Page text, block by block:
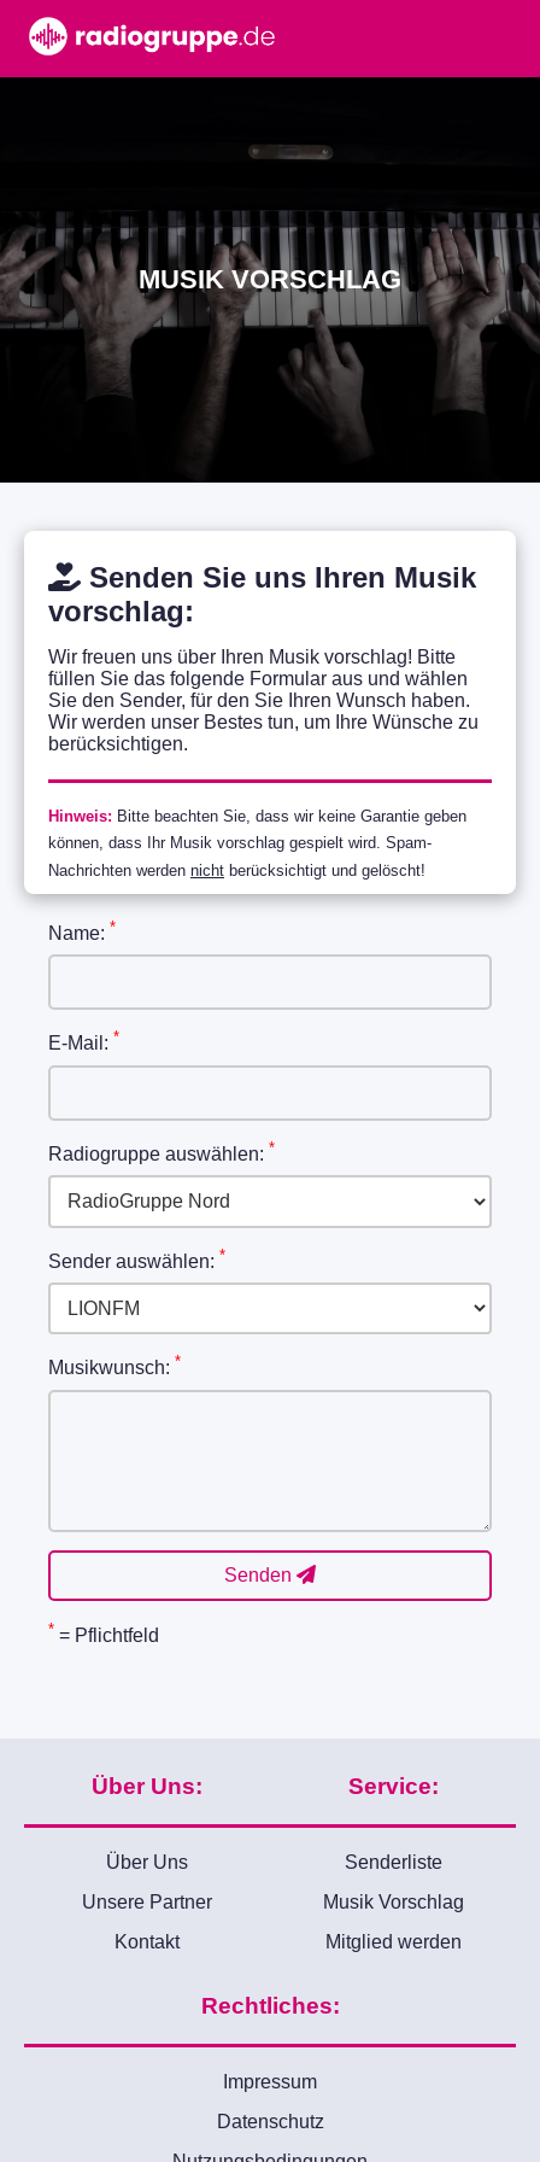
MUSIK VORSCHLAG
Senden Sie uns Ihren Musik
vorschlag:
Wir freuen uns über Ihren Musik vorschlag! Bitte
füllen Sie das folgende Formular aus und wählen
Sie den Sender, für den Sie Ihren Wunsch haben.
Wir werden unser Bestes tun, um Ihre Wünsche zu
berücksichtigen.
Hinweis: Bitte beachten Sie, dass wir keine Garantie geben
können, dass Ihr Musik vorschlag gespielt wird. Spam-
Nachrichten werden nicht berücksichtigt und gelöscht!
Name: *
E-Mail: *
Radiogruppe auswählen: *
Sender auswählen: *
Musikwunsch: *
Senden
* = Pflichtfeld
Über Uns:
Über Uns
Unsere Partner
Kontakt
Service:
Senderliste
Musik Vorschlag
Mitglied werden
Rechtliches:
Impressum
Datenschutz